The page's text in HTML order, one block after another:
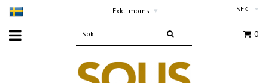
Exkl. moms ▾ SEK
0